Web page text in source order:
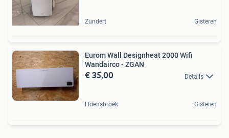
Zundert Gisteren
Eurom Wall Designheat 2000 Wifi
Wandairco - ZGAN
€ 35,00 Details
Hoensbroek Gisteren